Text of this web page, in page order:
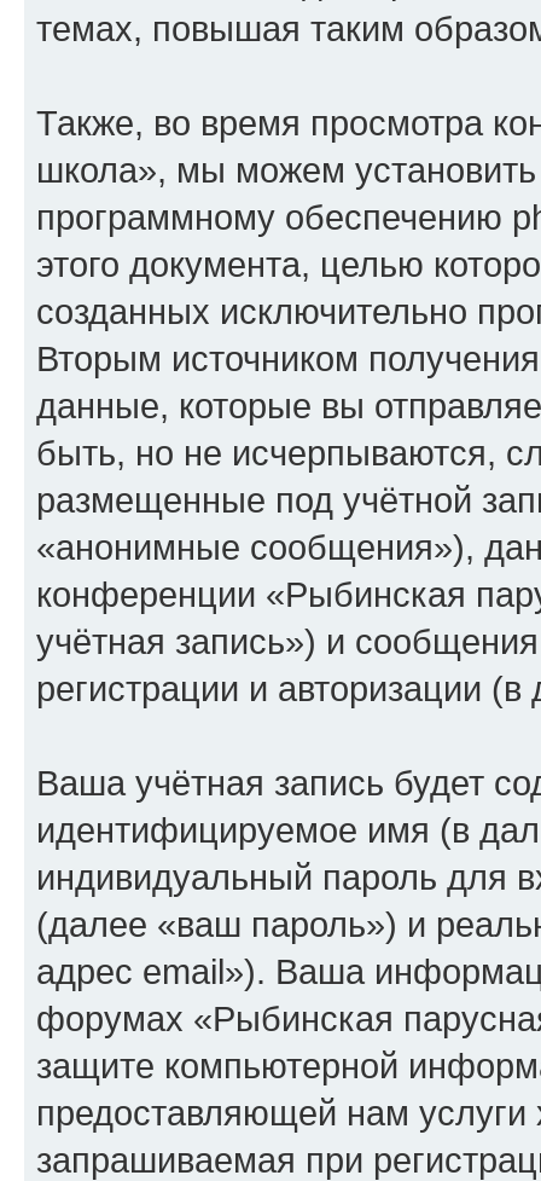
темах, повышая таким
Также, во время просмотра
школа», мы можем
программному обеспечению
этого документа, целью
созданных исключительно
Вторым источником
данные, которые вы
быть, но не исчерпываются,
размещенные под учётной
«анонимные сообщения»),
конференции «Рыбинская
учётная запись») и
регистрации и авторизации
Ваша учётная запись будет
идентифицируемое имя (в
индивидуальный пароль для
(далее «ваш пароль») и
адрес email»). Ваша
форумах «Рыбинская
защите компьютерной
предоставляющей нам
запрашиваемая при